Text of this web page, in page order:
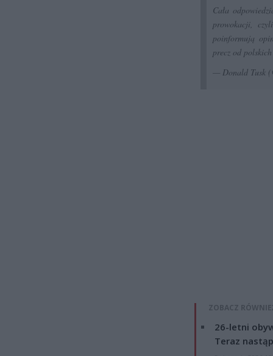
Cała
prowokacji,
poinformują
precz od
— Donald Tusk
ZOBACZ
26-letni
Teraz